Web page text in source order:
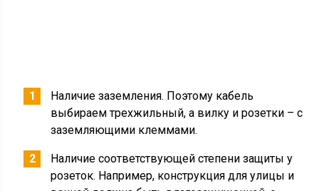
Наличие заземления. Поэтому кабель
выбираем трехжильный, а вилку и розетки – с
заземляющими клеммами.
Наличие соответствующей степени защиты у
розеток. Например, конструкция для улицы и